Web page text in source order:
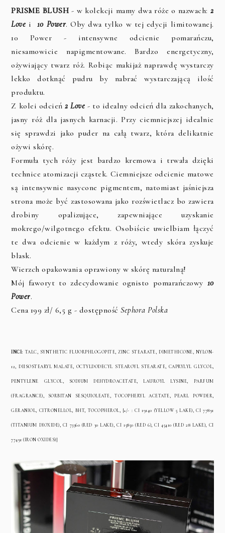
PRISME BLUSH - w kolekcji mamy dwa róże o nazwach:2
Love i 10 Power. Oby dwa tylko w tej edycji limitowanej.
10 Power - intensywne odcienie pomarańczu,
niesamowicie napigmentowane. Bardzo energetyczny,
ożywiający twarz róż. Robiąc makijaż naprawdę wystarczy
lekko dotknąć pudru by nabrać wystarczającą ilość
produktu.
Z kolei odcień2 Love - to idealny odcień dla zakochanych,
jasny róż dla jasnych karnacji. Przy ciemniejszej idealnie
się sprawdzi jako puder na całą twarz, która delikatnie
ożywi skórę.
Formuła tych róży jest bardzo kremowa i trwała dzięki
technice atomizacji cząstek. Ciemniejsze odcienie matowe
są intensywnie nasycone pigmentem, natomiast jaśniejsza
strona może być zastosowana jako rozświetlacz bo zawiera
drobiny opalizujące, zapewniające uzyskanie
mokrego/wilgotnego efektu. Osobiście uwielbiam łączyć
te dwa odcienie w każdym z róży, wtedy skóra zyskuje
blask.
Wierzch opakowania oprawiony w skórę naturalną!
Mój faworyt to zdecydowanie ognisto pomarańczowy 10
Power.
Cena 199 zł/ 6,5 g - dostępność Sephora Polska
INCI: TALC, SYNTHETIC FLUORPHLOGOPITE, ZINC STEARATE, DIMETHICONE, NYLON-
12, DIISOSTEARYL MALATE, OCTYLDODECYL STEAROYL STEARATE, CAPRYLYL GLYCOL,
PENTYLENE GLYCOL, SODIUM DEHYDROACETATE, LAUROYL LYSINE, PARFUM
(FRAGRANCE), SORBITAN SESQUIOLEATE, TOCOPHERYL ACETATE, PEARL POWDER,
GERANIOL, CITRONELLOL, BHT, TOCOPHEROL, [+/- : CI 19140 (YELLOW 5 LAKE), CI 77891
(TITANIUM DIOXIDE), CI 73360 (RED 30 LAKE), CI 15850 (RED 6), CI 45410 (RED 28 LAKE), CI
77491 (IRON OXIDES)]